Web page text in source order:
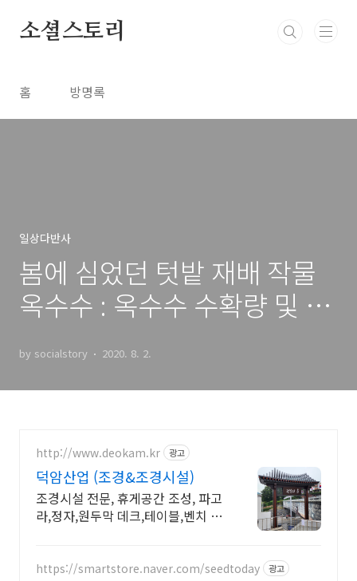
소셜스토리
홈 방명록
일상다반사
봄에 심었던 텃밭 재배 작물
옥수수 : 옥수수 수확량 및 수
by socialstory 2020. 8. 2.
http://www.deokam.kr 광고
덕암산업 (조경&조경시설)
조경시설 전문, 휴게공간 조성, 파고
라,정자,원두막 데크,테이블,벤치 직
https://smartstore.naver.com/seedtoday 광고